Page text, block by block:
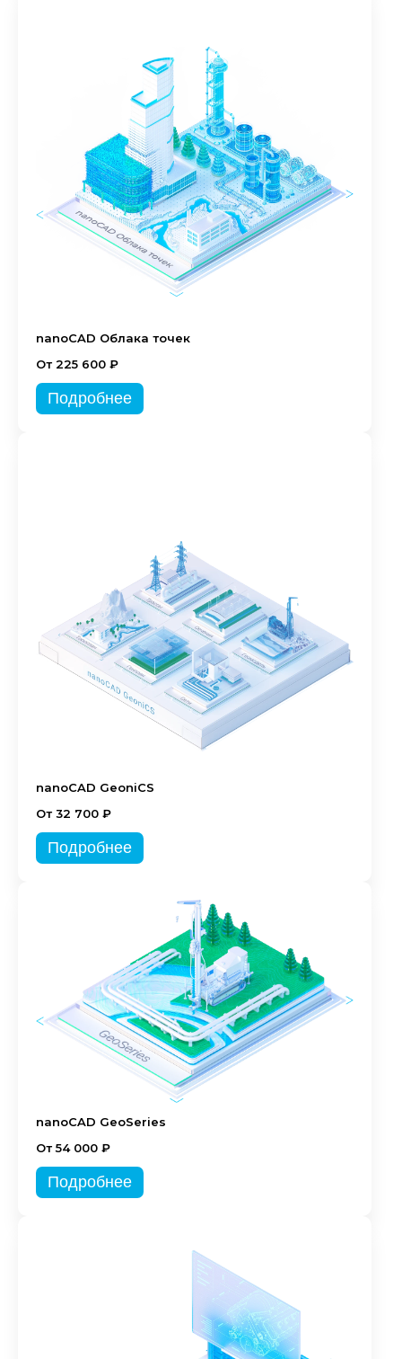
nanoCAD Облака точек
От 225 600 ₽
Подробнее
nanoCAD GeoniCS
От 32 700 ₽
Подробнее
nanoCAD GeoSeries
От 54 000 ₽
Подробнее